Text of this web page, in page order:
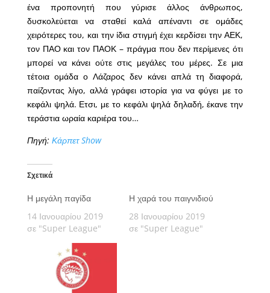
ένα προπονητή που γύρισε άλλος άνθρωπος,
δυσκολεύεται να σταθεί καλά απέναντι σε ομάδες
χειρότερες του, και την ίδια στιγμή έχει κερδίσει την ΑΕΚ,
τον ΠΑΟ και τον ΠΑΟΚ – πράγμα που δεν περίμενες ότι
μπορεί να κάνει ούτε στις μεγάλες του μέρες. Σε μια
τέτοια ομάδα ο Λάζαρος δεν κάνει απλά τη διαφορά,
παίζοντας λίγο, αλλά γράφει ιστορία για να φύγει με το
κεφάλι ψηλά. Ετσι, με το κεφάλι ψηλά δηλαδή, έκανε την
τεράστια ωραία καριέρα του…
Πηγή: Κάρπετ Show
Σχετικά
Η μεγάλη παγίδα
14 Ιανουαρίου 2019
σε "Super League"
Η χαρά του παιγνιδιού
28 Ιανουαρίου 2019
σε "Super League"